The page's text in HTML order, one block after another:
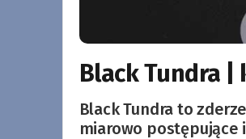
Black Tundra |
Black Tundra to
miarowo postępujące